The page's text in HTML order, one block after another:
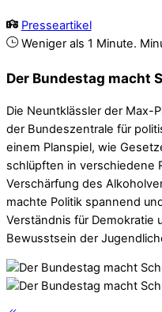
Presseartikel
Weniger als 1 Minute.
Der Bundestag macht
Die Neuntklässler der Max-
der Bundeszentrale für
einem Planspiel, wie
schlüpften in verschiedene
Verschärfung des
machte Politik spannend
Verständnis für Demokratie
Bewusstsein der